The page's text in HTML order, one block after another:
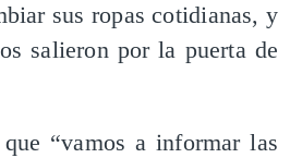
sus ropas cotidianas, y
salieron por la puerta de
“vamos a informar las